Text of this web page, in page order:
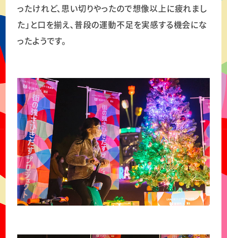
ったけれど、思い切りやったので想像以上に疲れまし
た」と口を揃え、普段の運動不足を実感する機会にな
ったようです。